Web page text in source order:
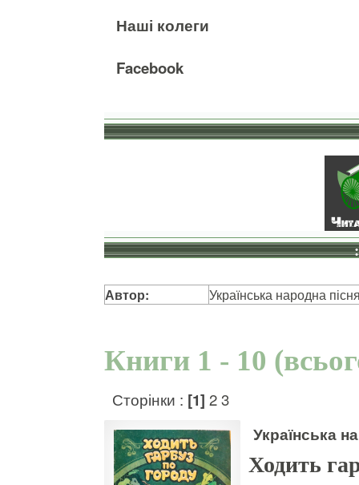
Наші колеги
Facebook
Автор: Українська народна
Книги 1 - 10
Сторінки : [1] 23
Українська
Ходить